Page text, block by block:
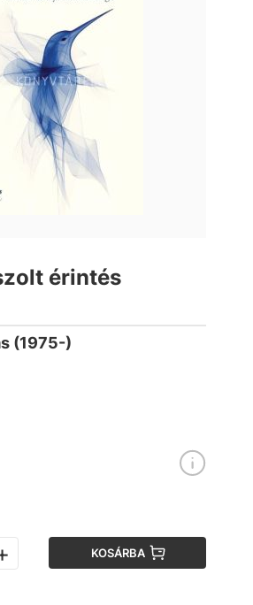
érintés
(1975-)
KOSÁRBA